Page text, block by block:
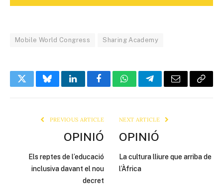
Mobile World Congress Sharing Academy
TwitterBlueskyLinkedInFacebookWhatsAppTelegramEmail Copy
PREVIOUS ARTICLE
OPINIÓ
Els reptes de l’educació
inclusiva davant el nou
decret
NEXT ARTICLE
OPINIÓ
La cultura lliure que arriba de
l’Àfrica